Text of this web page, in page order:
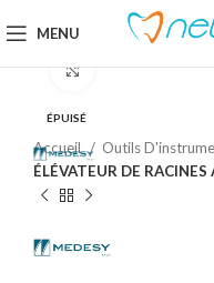
MENU
ÉPUISÉ
Accueil Outils
ÉLÉVATEUR DE